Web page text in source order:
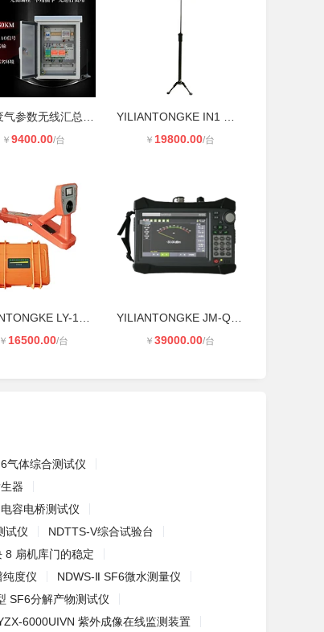
￥ 9400.00/台 ￥ 19800.00/台
￥ 16500.00/台 ￥ 39000.00/台
气体综合测试仪
器
容电桥测试仪
试仪
NDTTS-V综合试验台
8 扇机库门的稳定
纯度仪
NDWS-Ⅱ SF6微水测量仪
SF6分解产物测试仪
6000UIVN 紫外成像在线监测装置